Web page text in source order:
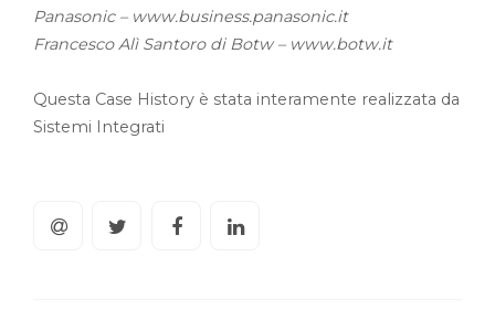
Panasonic – www.business.panasonic.it
Francesco Alì Santoro di Botw – www.botw.it
Questa Case History è stata interamente realizzata da
Sistemi Integrati